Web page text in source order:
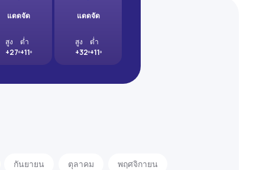
แดดจัด
สูง
+27º
ต่ำ
+11º
แดดจัด
สูง
+32º
ต่ำ
+11º
กันยายน ตุลาคม พฤศจิกายน